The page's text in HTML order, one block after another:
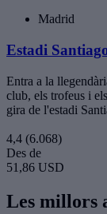
Madrid
Estadi
Entra a la
club, els trofeus i
gira de l'estadi
4,4 (6.068)
Des de
51,86 USD
Les millors